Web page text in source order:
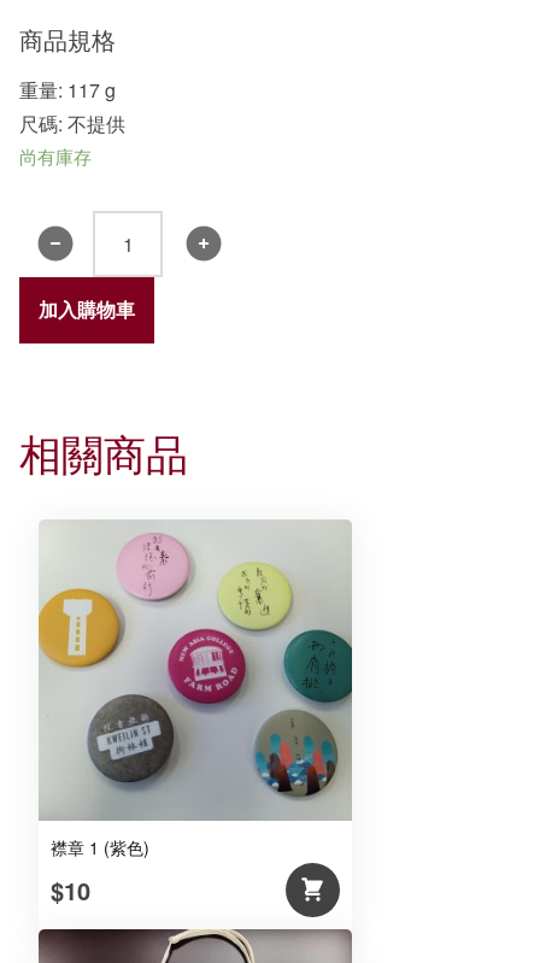
商品規格
重量: 117 g
尺碼: 不提供
尚有庫存
圍
巾
加入購物車
相關商品
襟章 1 (紫色)
$10